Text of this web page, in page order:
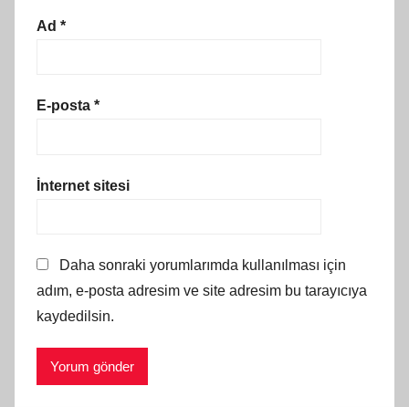
Ad *
E-posta *
İnternet sitesi
Daha sonraki yorumlarımda kullanılması için
adım, e-posta adresim ve site adresim bu tarayıcıya
kaydedilsin.